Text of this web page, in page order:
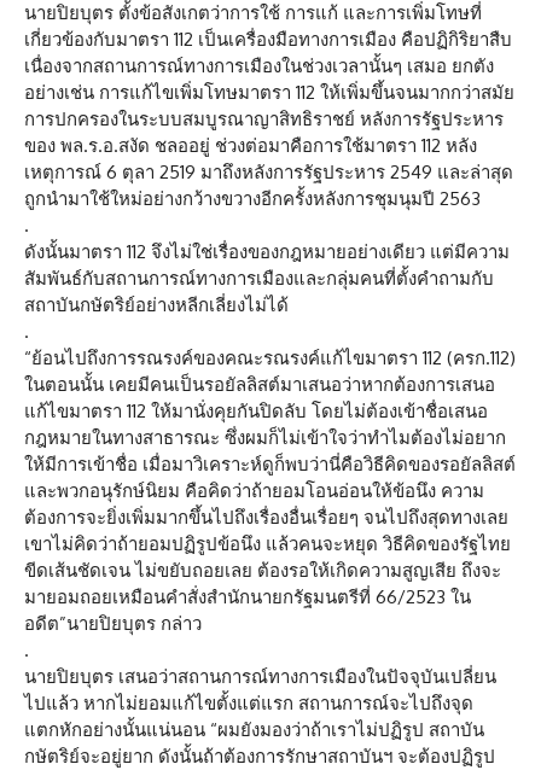
นายปิยบุตร ตั้งข้อสังเกตว่าการใช้ การแก้ และการเพิ่มโทษที่
เกี่ยวข้องกับมาตรา 112 เป็นเครื่องมือทางการเมือง คือปฏิกิริยาสืบ
เนื่องจากสถานการณ์ทางการเมืองในช่วงเวลานั้นๆ เสมอ ยกตัง
อย่างเช่น การแก้ไขเพิ่มโทษมาตรา 112 ให้เพิ่มขึ้นจนมากกว่าสมัย
การปกครองในระบบสมบูรณาญาสิทธิราชย์ หลังการรัฐประหาร
ของ พล.ร.อ.สงัด ชลออยู่ ช่วงต่อมาคือการใช้มาตรา 112 หลัง
เหตุการณ์ 6 ตุลา 2519 มาถึงหลังการรัฐประหาร 2549 และล่าสุด
ถูกนำมาใช้ใหม่อย่างกว้างขวางอีกครั้งหลังการชุมนุมปี 2563
.
ดังนั้นมาตรา 112 จึงไม่ใช่เรื่องของกฎหมายอย่างเดียว แต่มีความ
สัมพันธ์กับสถานการณ์ทางการเมืองและกลุ่มคนที่ตั้งคำถามกับ
สถาบันกษัตริย์อย่างหลีกเลี่ยงไม่ได้
.
“ย้อนไปถึงการรณรงค์ของคณะรณรงค์แก้ไขมาตรา 112 (ครก.112)
ในตอนนั้น เคยมีคนเป็นรอยัลลิสต์มาเสนอว่าหากต้องการเสนอ
แก้ไขมาตรา 112 ให้มานั่งคุยกันปิดลับ โดยไม่ต้องเข้าชื่อเสนอ
กฎหมายในทางสาธารณะ ซึ่งผมก็ไม่เข้าใจว่าทำไมต้องไม่อยาก
ให้มีการเข้าชื่อ เมื่อมาวิเคราะห์ดูก็พบว่านี่คือวิธีคิดของรอยัลลิสต์
และพวกอนุรักษ์นิยม คือคิดว่าถ้ายอมโอนอ่อนให้ข้อนึง ความ
ต้องการจะยิ่งเพิ่มมากขึ้นไปถึงเรื่องอื่นเรื่อยๆ จนไปถึงสุดทางเลย
เขาไม่คิดว่าถ้ายอมปฏิรูปข้อนึง แล้วคนจะหยุด วิธีคิดของรัฐไทย
ขีดเส้นชัดเจน ไม่ขยับถอยเลย ต้องรอให้เกิดความสูญเสีย ถึงจะ
มายอมถอยเหมือนคำสั่งสำนักนายกรัฐมนตรีที่ 66/2523 ใน
อดีต”นายปิยบุตร กล่าว
.
นายปิยบุตร เสนอว่าสถานการณ์ทางการเมืองในปัจจุบันเปลี่ยน
ไปแล้ว หากไม่ยอมแก้ไขตั้งแต่แรก สถานการณ์จะไปถึงจุด
แตกหักอย่างนั้นแน่นอน “ผมยังมองว่าถ้าเราไม่ปฏิรูป สถาบัน
กษัตริย์จะอยู่ยาก ดังนั้นถ้าต้องการรักษาสถาบันฯ จะต้องปฏิรูป